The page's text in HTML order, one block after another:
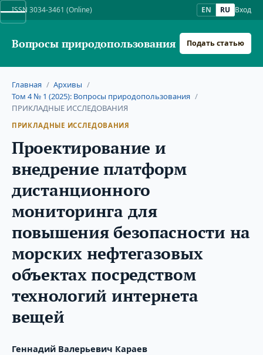
ISSN 3034-3461 (Online) EN RU Вход
Вопросы природопользования Подать статью
Главная / Архивы /
Том 4 № 1 (2025): Вопросы природопользования /
ПРИКЛАДНЫЕ ИССЛЕДОВАНИЯ
ПРИКЛАДНЫЕ ИССЛЕДОВАНИЯ
Проектирование и
внедрение платформ
дистанционного
мониторинга для
повышения безопасности на
морских нефтегазовых
объектах посредством
технологий интернета
вещей
Геннадий Валерьевич Караев